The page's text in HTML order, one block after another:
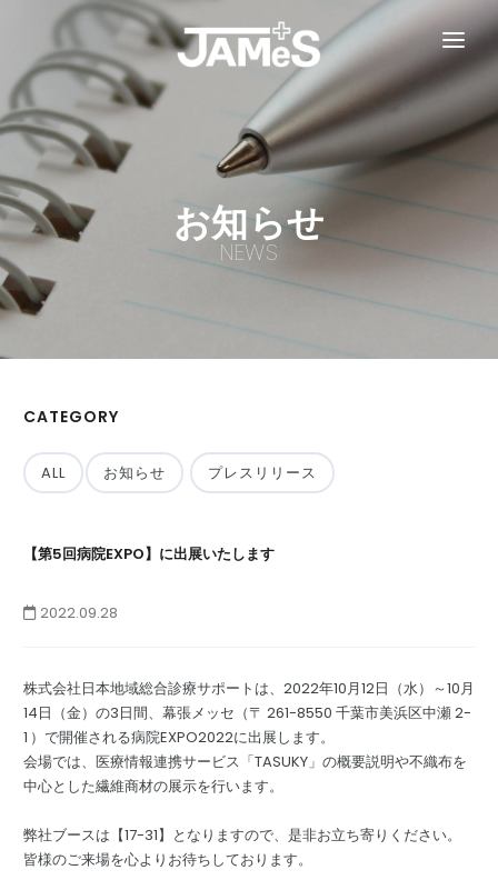
お知らせ
事業紹介
医療情報連携システム『TASUKY』 開業支援パッケージ『0円開業』
企業情報
採用情報
お知らせ
NEWS
CATEGORY
ALL お知らせ プレスリリース
【第5回病院EXPO】に出展いたします
2022.09.28
株式会社日本地域総合診療サポートは、2022年10月12日（水）～10月
14日（金）の3日間、幕張メッセ（〒 261-8550 千葉市美浜区中瀬 2-
1 ）で開催される病院EXPO2022に出展します。
会場では、医療情報連携サービス「TASUKY」の概要説明や不織布を
中心とした繊維商材の展示を行います。
弊社ブースは【17-31】となりますので、是非お立ち寄りください。
皆様のご来場を心よりお待ちしております。